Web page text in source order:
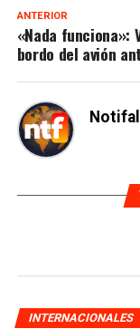
ANTERIOR
«Nada funciona»:
bordo del avión
INTERNACIONALES